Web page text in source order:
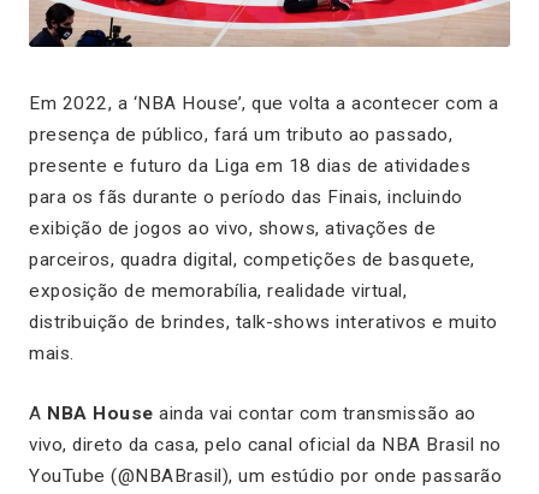
Em 2022, a ‘NBA House’, que volta a acontecer com a
presença de público, fará um tributo ao passado,
presente e futuro da Liga em 18 dias de atividades
para os fãs durante o período das Finais, incluindo
exibição de jogos ao vivo, shows, ativações de
parceiros, quadra digital, competições de basquete,
exposição de memorabília, realidade virtual,
distribuição de brindes, talk-shows interativos e muito
mais.
A NBA House ainda vai contar com transmissão ao
vivo, direto da casa, pelo canal oficial da NBA Brasil no
YouTube (@NBABrasil), um estúdio por onde passarão